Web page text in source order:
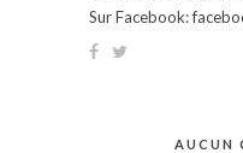
Sur Facebook:
AUCUN